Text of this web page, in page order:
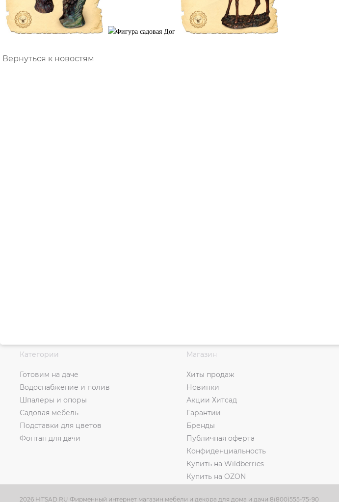
Вернуться к новостям
Категории
Готовим на даче
Водоснабжение и полив
Шпалеры и опоры
Садовая мебель
Подставки для цветов
Фонтан для дачи
Магазин
Хиты продаж
Новинки
Акции Хитсад
Гарантии
Бренды
Публичная оферта
Конфиденциальность
Купить на Wildberries
Купить на OZON
2026 HiTSAD.RU Фирменный интернет магазин мебели и декора для дома и дачи 8(800)555-75-90